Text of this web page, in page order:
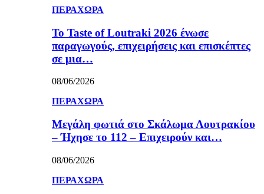
ΠΕΡΑΧΩΡΑ
Το Taste of Loutraki 2026 ένωσε
παραγωγούς, επιχειρήσεις και επισκέπτες
σε μια…
08/06/2026
ΠΕΡΑΧΩΡΑ
Μεγάλη φωτιά στο Σκάλωμα Λουτρακίου
– Ήχησε το 112 – Επιχειρούν και…
08/06/2026
ΠΕΡΑΧΩΡΑ